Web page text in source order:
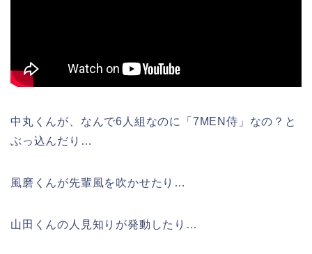
中丸くんが、なんで6人組なのに「7MEN侍」なの？と
ぶっ込んだり…
風磨くんが先輩風を吹かせたり…
山田くんの人見知りが発動したり…